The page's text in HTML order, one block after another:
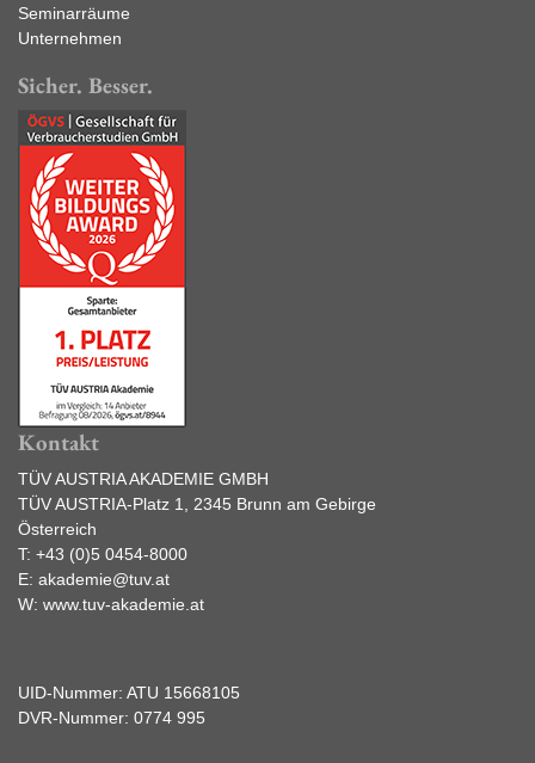
Seminarräume
Unternehmen
Sicher. Besser.
Kontakt
TÜV AUSTRIA AKADEMIE GMBH
TÜV AUSTRIA-Platz 1, 2345 Brunn am Gebirge
Österreich
T: +43 (0)5 0454-8000
E: akademie@tuv.at
W: www.tuv-akademie.at
UID-Nummer: ATU 15668105
DVR-Nummer: 0774 995